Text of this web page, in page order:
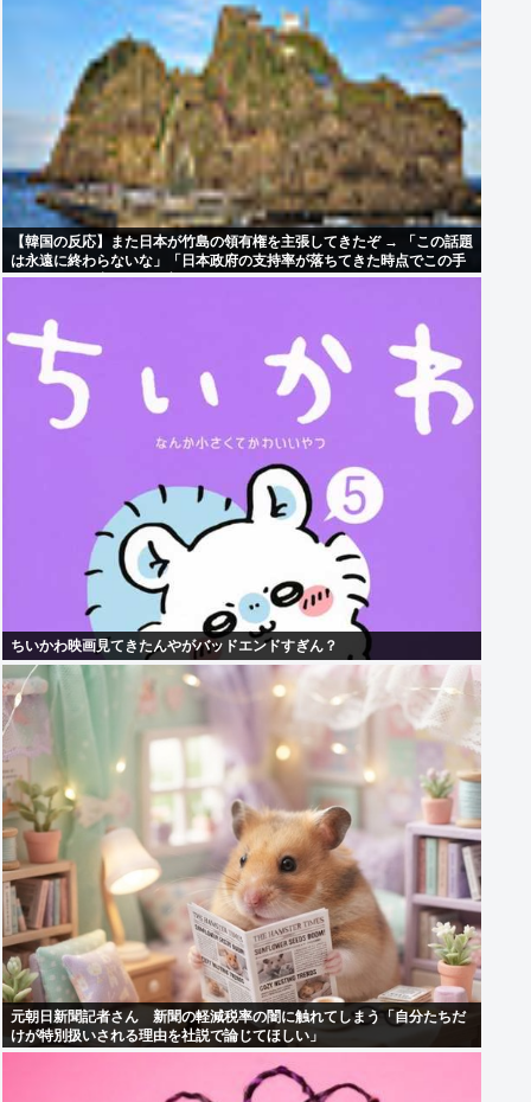
【韓国の反応】また日本が竹島の領有権を主張してきたぞ → 「この話題
は永遠に終わらないな」「日本政府の支持率が落ちてきた時点でこの手
のニュースが出るのは予想できた」
ちいかわ映画見てきたんやがバッドエンドすぎん？
元朝日新聞記者さん 新聞の軽減税率の闇に触れてしまう「自分たちだ
けが特別扱いされる理由を社説で論じてほしい」